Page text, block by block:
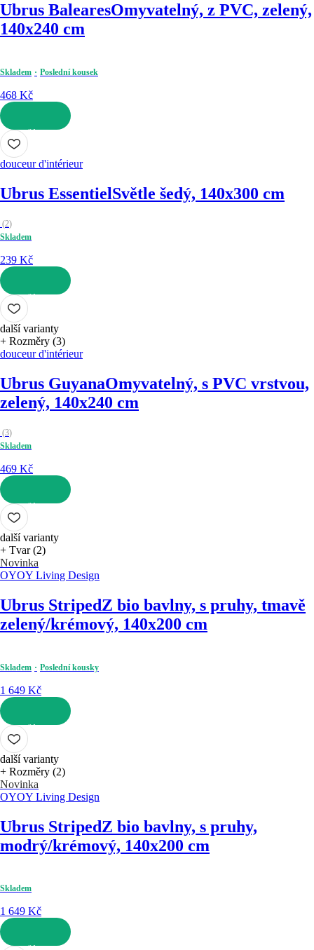
Ubrus BalearesOmyvatelný, z PVC, zelený,
140x240 cm
Skladem Poslední kousek
468 Kč
DO KOŠÍKU
douceur d'intérieur
Ubrus EssentielSvětle šedý, 140x300 cm
(2)
Skladem
239 Kč
DO KOŠÍKU
další varianty
+ Rozměry (3)
douceur d'intérieur
Ubrus GuyanaOmyvatelný, s PVC vrstvou,
zelený, 140x240 cm
(3)
Skladem
469 Kč
DO KOŠÍKU
další varianty
+ Tvar (2)
Novinka
OYOY Living Design
Ubrus StripedZ bio bavlny, s pruhy, tmavě
zelený/krémový, 140x200 cm
Skladem Poslední kousky
1 649 Kč
DO KOŠÍKU
další varianty
+ Rozměry (2)
Novinka
OYOY Living Design
Ubrus StripedZ bio bavlny, s pruhy,
modrý/krémový, 140x200 cm
Skladem
1 649 Kč